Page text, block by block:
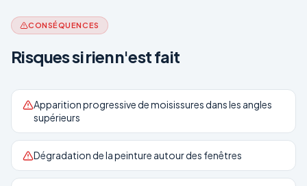
CONSÉQUENCES
Risques si rien n'est fait
Apparition progressive de moisissures dans les angles
supérieurs
Dégradation de la peinture autour des fenêtres